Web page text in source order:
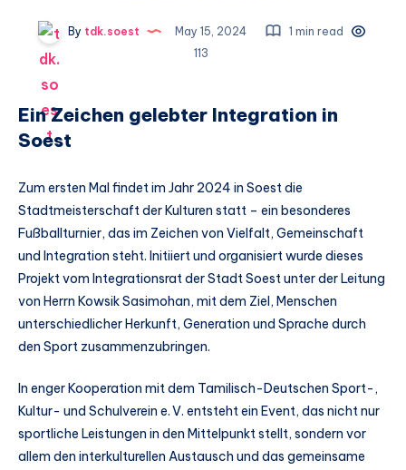
By tdk.soest May 15, 2024
1 min read
113
Ein Zeichen gelebter Integration in
Soest
Zum ersten Mal findet im Jahr 2024 in Soest die
Stadtmeisterschaft der Kulturen statt – ein besonderes
Fußballturnier, das im Zeichen von Vielfalt, Gemeinschaft
und Integration steht. Initiiert und organisiert wurde dieses
Projekt vom Integrationsrat der Stadt Soest unter der Leitung
von Herrn Kowsik Sasimohan, mit dem Ziel, Menschen
unterschiedlicher Herkunft, Generation und Sprache durch
den Sport zusammenzubringen.
In enger Kooperation mit dem Tamilisch-Deutschen Sport-,
Kultur- und Schulverein e. V. entsteht ein Event, das nicht nur
sportliche Leistungen in den Mittelpunkt stellt, sondern vor
allem den interkulturellen Austausch und das gemeinsame